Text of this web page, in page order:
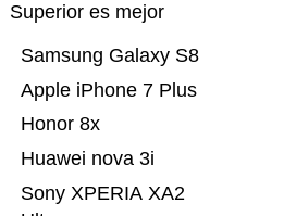
Superior es mejor
Sony XPERIA XA2
Huawei nova 3i
Honor 8x
Apple iPhone 7 Plus
Samsung Galaxy S8